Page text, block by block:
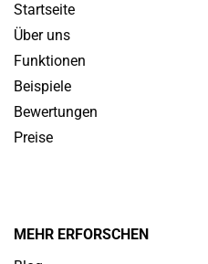
Startseite
Über uns
Funktionen
Beispiele
Bewertungen
Preise
MEHR ERFORSCHEN